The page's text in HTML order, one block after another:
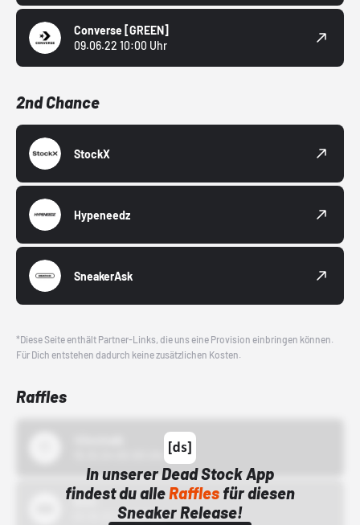
Converse [GREEN]
09.06.22 10:00 Uhr
2nd Chance
StockX
Hypeneedz
SneakerAsk
*Diese Seite enthält Partner-Links, die uns eine Provision einbringen können.
Für Dich entstehen dadurch keine zusätzlichen Kosten.
Raffles
In unserer Dead Stock App
findest du alleRafflesfür diesen
Sneaker Release!
Bstn
01.10.22 00:00 Uhr